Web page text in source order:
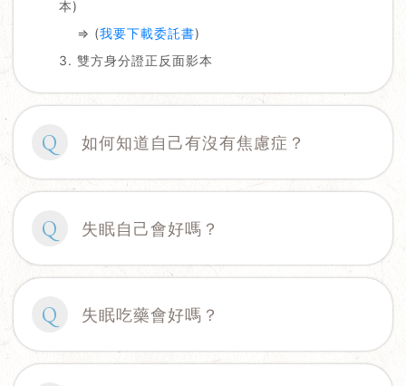
本)
⇒ (我要下載委託書)
3. 雙方身分證正反面影本
Q 如何知道自己有沒有焦慮症？
Q 失眠自己會好嗎？
Q 失眠吃藥會好嗎？